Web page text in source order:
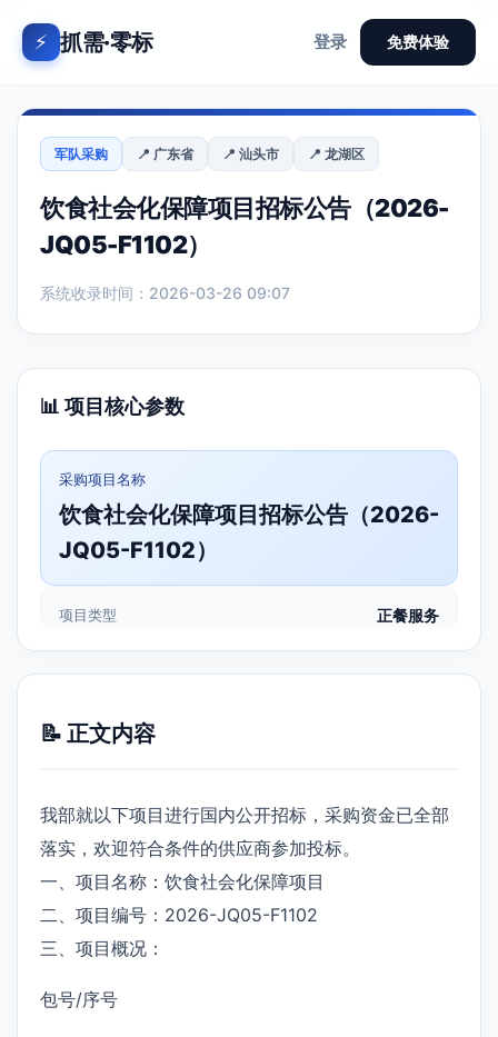
⚡ 抓需·零标 登录 免费体验
军队采购 📍 广东省 📍 汕头市 📍 龙湖区
饮食社会化保障项目招标公告（2026-
JQ05-F1102）
系统收录时间：2026-03-26 09:07
📊 项目核心参数
采购项目名称
饮食社会化保障项目招标公告（2026-
JQ05-F1102）
项目类型 正餐服务
📝 正文内容
我部就以下项目进行国内公开招标，采购资金已全部
落实，欢迎符合条件的供应商参加投标。
一、项目名称：饮食社会化保障项目
二、项目编号：2026-JQ05-F1102
三、项目概况：
包号/序号